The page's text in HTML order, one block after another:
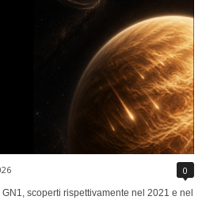
0
scoperti rispettivamente nel 2021 e nel